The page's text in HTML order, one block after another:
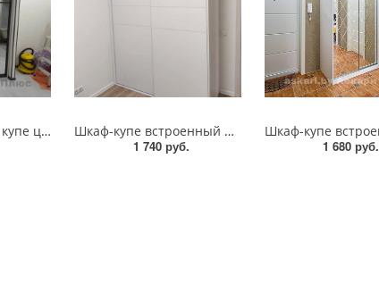
Встроенный шкаф купе цена от производителя
Шкаф-купе встроенный на заказ двухдверный в Витебске
1 740 руб.
1 680 руб.